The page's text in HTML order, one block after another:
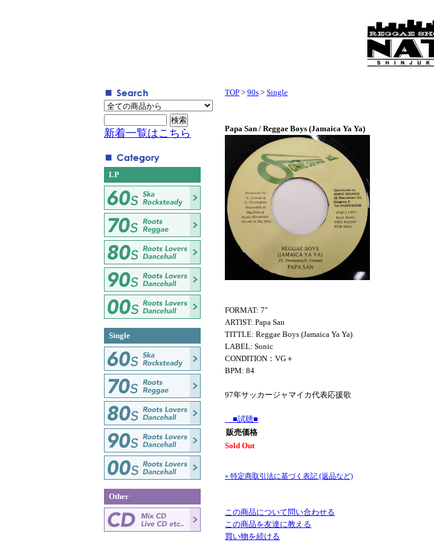
TOP > 90s > Single
Papa San / Reggae Boys (Jamaica Ya Ya)
FORMAT: 7"
ARTIST: Papa San
TITTLE: Reggae Boys (Jamaica Ya Ya)
LABEL: Sonic
CONDITION：VG＋
BPM: 84
97年サッカージャマイカ代表応援歌
■試聴■
販売価格
Sold Out
» 特定商取引法に基づく表記 (返品など)
この商品について問い合わせる
この商品を友達に教える
買い物を続ける
新着一覧はこちら
LP
Single
Other